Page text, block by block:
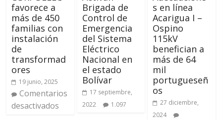
favorece a
más de 450
familias con
instalación
de
transformad
ores
19 junio, 2025
Comentarios
desactivados
Brigada de
Control de
Emergencia
del Sistema
Eléctrico
Nacional en
el estado
Bolívar
17 septiembre,
2022
1.097
s en línea
Acarigua I –
Ospino
115kV
benefician a
más de 64
mil
portugueseñ
os
27 diciembre,
2024